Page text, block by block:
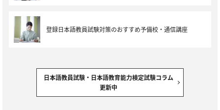
登録日本語教員試験対策のおすすめ予備校・通信講座
日本語教員試験・日本語教育能力検定試験コラム
更新中